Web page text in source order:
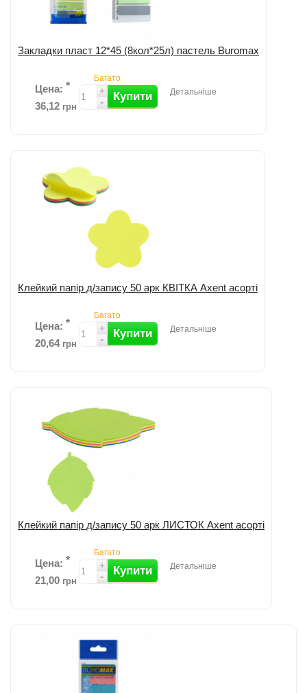
Закладки пласт 12*45 (8кол*25л) пастель Buromax
Цена: *
36,12 грн
Багато
+
- Купити Детальніше
Клейкий папір д/запису 50 арк КВІТКА Axent асорті
Цена: *
20,64 грн
Багато
+
- Купити Детальніше
Клейкий папір д/запису 50 арк ЛИСТОК Axent асорті
Цена: *
21,00 грн
Багато
+
- Купити Детальніше